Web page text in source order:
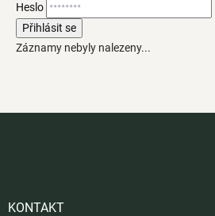
Heslo
Přihlásit se
Záznamy nebyly nalezeny...
KONTAKT